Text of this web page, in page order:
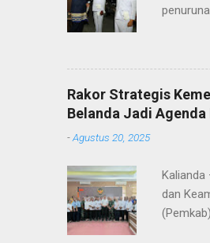
ke-80
terima
orang
Rakor Strategis
Belanda Jadi
-Agustus 20, 2025
Kalianda
dan